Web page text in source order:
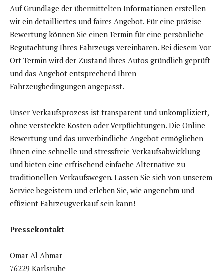
Auf Grundlage der übermittelten Informationen erstellen
wir ein detailliertes und faires Angebot. Für eine präzise
Bewertung können Sie einen Termin für eine persönliche
Begutachtung Ihres Fahrzeugs vereinbaren. Bei diesem Vor-
Ort-Termin wird der Zustand Ihres Autos gründlich geprüft
und das Angebot entsprechend Ihren
Fahrzeugbedingungen angepasst.
Unser Verkaufsprozess ist transparent und unkompliziert,
ohne versteckte Kosten oder Verpflichtungen. Die Online-
Bewertung und das unverbindliche Angebot ermöglichen
Ihnen eine schnelle und stressfreie Verkaufsabwicklung
und bieten eine erfrischend einfache Alternative zu
traditionellen Verkaufswegen. Lassen Sie sich von unserem
Service begeistern und erleben Sie, wie angenehm und
effizient Fahrzeugverkauf sein kann!
Pressekontakt
Omar Al Ahmar
76229 Karlsruhe